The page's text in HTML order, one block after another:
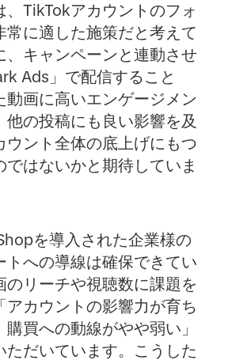
、TikTokアカウントのフォ
常に適した施策だと考えて
、キャンペーンと連動させ
Ads」で配信すること
動画に高いエンゲージメン
他の投稿にも良い影響を及
ウント全体の底上げにもつ
ではないかと期待していま
を導入された企業様の
トへの導線は確保できてい
のリーチや視聴数に課題を
アカウントの影響力が育ち
買への動線がやや弱い」
ただいています。こうした